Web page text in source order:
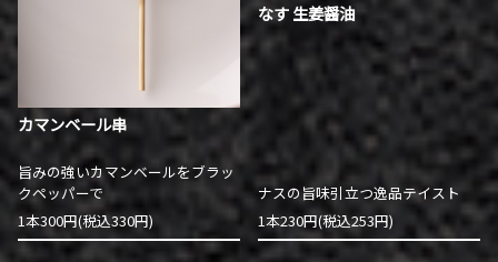
カマンベール串
旨みの強いカマンベールをブラッ
クペッパーで
1本300円(税込330円)
なす 生姜醤油
ナスの旨味引立つ逸品テイスト
1本230円(税込253円)